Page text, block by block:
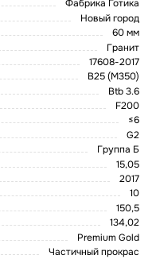
Фабрика Готика
Новый город
60 мм
Гранит
17608-2017
В25 (М350)
Btb 3.6
F200
≤6
G2
Группа Б
15,05
2017
10
150,5
134,02
Premium Gold
Частичный прокрас